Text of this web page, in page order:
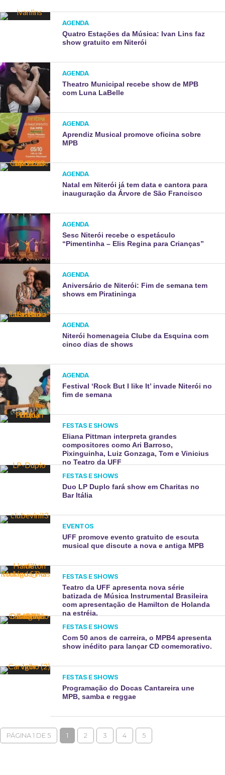
AGENDA
Quatro Estações da Música: Ivan Lins faz
show gratuito em Niterói
AGENDA
Theatro Municipal recebe show de MPB
com Luna LaBelle
AGENDA
Aprendiz Musical promove oficina sobre
MPB
AGENDA
Natal em Niterói já tem data e cantora para
inauguração da Árvore de São Francisco
AGENDA
Sesc Niterói recebe o espetáculo
“Pimentinha – Elis Regina para Crianças”
AGENDA
Aniversário de Niterói: Fim de semana tem
shows em Piratininga
AGENDA
Niterói homenageia Clube da Esquina com
cinco dias de shows
AGENDA
Festival ‘Rock But I like It’ invade Niterói no
fim de semana
FESTAS E SHOWS
Eliana Pittman interpreta grandes
compositores como Ari Barroso,
Pixinguinha, Luiz Gonzaga, Tom e Vinicius
no Teatro da UFF
FESTAS E SHOWS
Duo LP Duplo fará show em Charitas no
Bar Itália
EVENTOS
UFF promove evento gratuito de escuta
musical que discute a nova e antiga MPB
FESTAS E SHOWS
Teatro da UFF apresenta nova série
batizada de Música Instrumental Brasileira
com apresentação de Hamilton de Holanda
na estréia.
FESTAS E SHOWS
Com 50 anos de carreira, o MPB4 apresenta
show inédito para lançar CD comemorativo.
FESTAS E SHOWS
Programação do Docas Cantareira une
MPB, samba e reggae
PÁGINA 1 DE 5 1 2 3 4 5